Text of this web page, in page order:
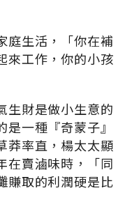
庭生活，「你在補
來工作，你的小孩
生財是做小生意的
一種『奇蒙子』
莽率直，楊太太顯
在賣滷味時，「同
賺取的利潤硬是比